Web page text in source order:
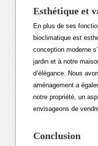
Esthétique et
En plus de ses
bioclimatique est
conception moderne
jardin et à notre
d’élégance. Nous
aménagement a
notre propriété, un
envisageons de
Conclusion